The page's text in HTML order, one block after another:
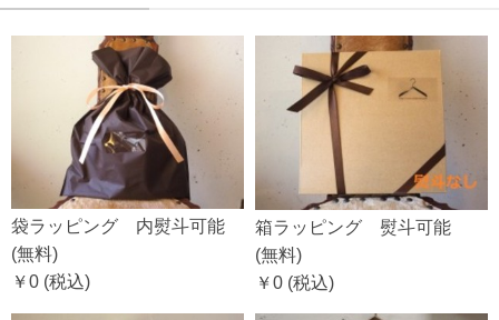
袋ラッピング 内熨斗可能
(無料)
￥0 (税込)
箱ラッピング 熨斗可能
(無料)
￥0 (税込)